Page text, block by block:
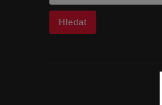
Hledat